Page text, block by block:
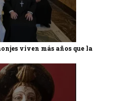
viven más años que la